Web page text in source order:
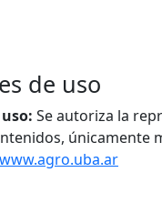
de uso
Se autoriza la
únicamente
www.agro.uba.ar